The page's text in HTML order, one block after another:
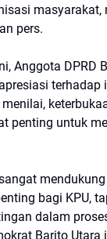
masyarakat,
pers.
Anggota DPRD
penting untuk
bagi KPU,
dalam
Barito Utara